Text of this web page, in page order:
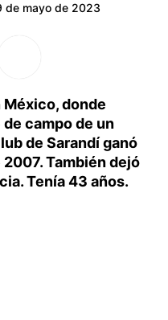
de mayo de 2023
donde
campo de un
de Sarandí ganó
También dejó
Tenía 43 años.